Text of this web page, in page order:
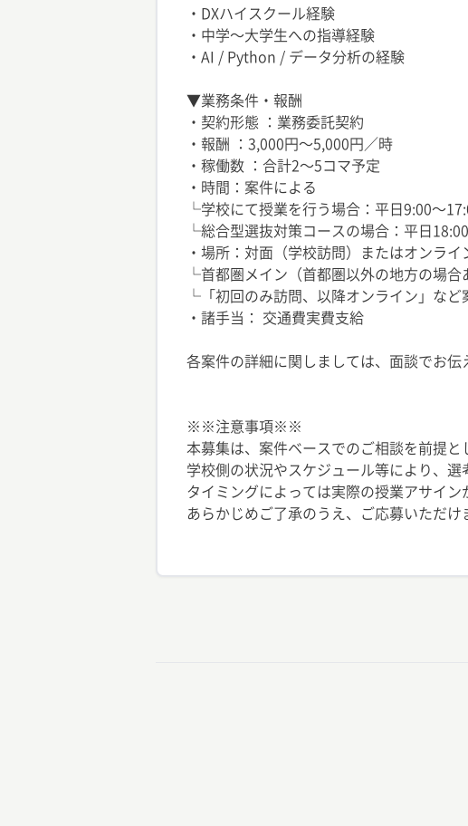
・DXハイスクール経験
・中学〜大学生への指導経験
・AI / Python / データ分析の経験
▼業務条件・報酬
・契約形態 ：業務委託契約
・報酬 ：3,000円〜5,000円／時
・稼働数 ：合計2〜5コマ予定
・時間：案件による
└学校にて授業を行う場合：平日9:00〜
└総合型選抜対策コースの場合：平日
・場所：対面（学校訪問）またはオンライ
└首都圏メイン（首都圏以外の地方の場合
└「初回のみ訪問、以降オンライン」など
・諸手当： 交通費実費支給
各案件の詳細に関しましては、面談でお伝
※※注意事項※※
本募集は、案件ベースでのご相談を前提と
学校側の状況やスケジュール等により、選
タイミングによっては実際の授業アサイン
あらかじめご了承のうえ、ご応募いただけ